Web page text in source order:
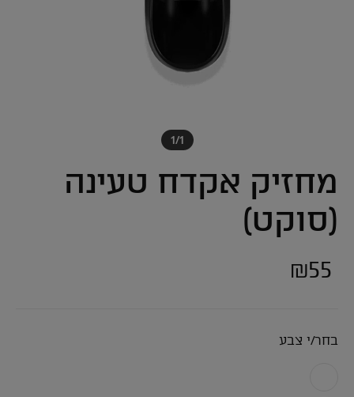
1
/
1
מחזיק אקדח טעינה
(סוקט)
55
₪
בחר/י צבע